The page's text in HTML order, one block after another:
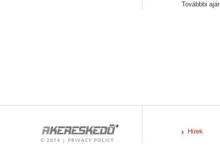
Továbbbi
© 2014 | PRIVACY POLICY
Hírek